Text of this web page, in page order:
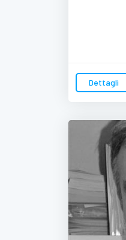
Dettagli